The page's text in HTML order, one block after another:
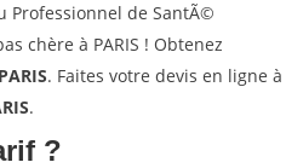
Professionnel de SantÃ©
chère à PARIS ! Obtenez
PARIS. Faites votre devis en ligne à
.
?